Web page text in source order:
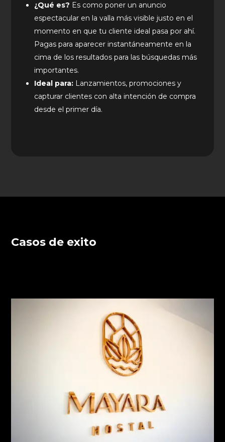
¿Qué es? Es como poner un anuncio
espectacular en la valla más visible justo en el
momento en que tu cliente ideal pasa por ahí.
Pagas para aparecer instantáneamente en la
cima de los resultados para las búsquedas más
importantes.
Ideal para: Lanzamientos, promociones y
capturar clientes con alta intención de compra
desde el primer día.
Casos de exito